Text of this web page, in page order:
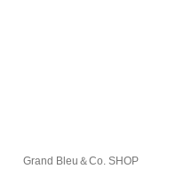
Grand Bleu＆Co. SHOP